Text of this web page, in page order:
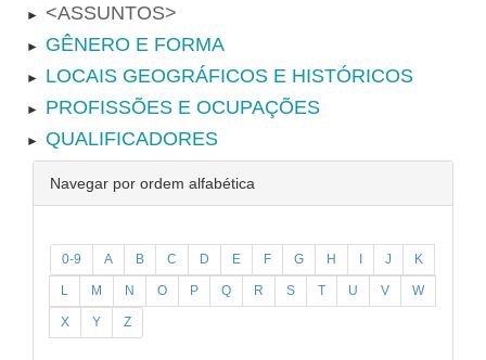
► ASSUNTOS
► GÊNERO E FORMA
► LOCAIS GEOGRÁFICOS E HISTÓRICOS
► PROFISSÕES E OCUPAÇÕES
► QUALIFICADORES
Navegar por ordem alfabética
0-9 A B C D E F G H I J K
L M N O P Q R S T U V W
X Y Z